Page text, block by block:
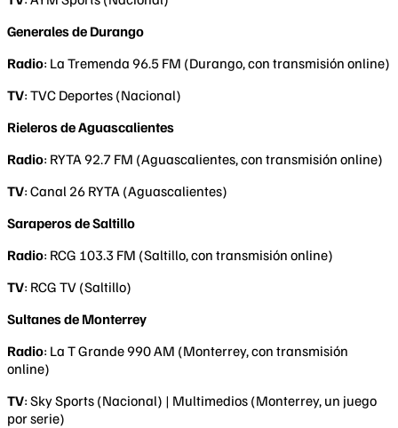
Generales de Durango
Radio: La Tremenda 96.5 FM (Durango, con transmisión online)
TV: TVC Deportes (Nacional)
Rieleros de Aguascalientes
Radio: RYTA 92.7 FM (Aguascalientes, con transmisión online)
TV: Canal 26 RYTA (Aguascalientes)
Saraperos de Saltillo
Radio: RCG 103.3 FM (Saltillo, con transmisión online)
TV: RCG TV (Saltillo)
Sultanes de Monterrey
Radio: La T Grande 990 AM (Monterrey, con transmisión
online)
TV: Sky Sports (Nacional) | Multimedios (Monterrey, un juego
por serie)